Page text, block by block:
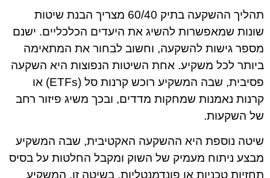
תהליך ההשקעה בתיק 60/40 מצריך הבנת שיטות
שונות שמאפשרות להשיג את היעדים הכלכליים. ישנם
מספר גישות להשקעה, וחשוב לבחור את המתאימה
ביותר לכל משקיע. אחת השיטות הנפוצות היא השקעה
פסיבית, שבה המשקיע רוכש קרנות סל (ETFs) או
קרנות נאמנות שמחקות מדדים, ובכך משיג פיזור רחב
של השקעות.
שיטה נוספת היא ההשקעה האקטיבית, שבה המשקיע
מבצע ניתוח מעמיק של השוק ומקבל החלטות על בסיס
תחזיות טכניות או פונדמנטליות. בשיטה זו, המשקיע